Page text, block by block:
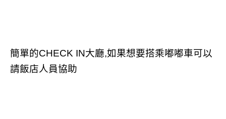
簡單的CHECK IN大廳,如果想要搭乘嘟嘟車可以
請飯店人員協助